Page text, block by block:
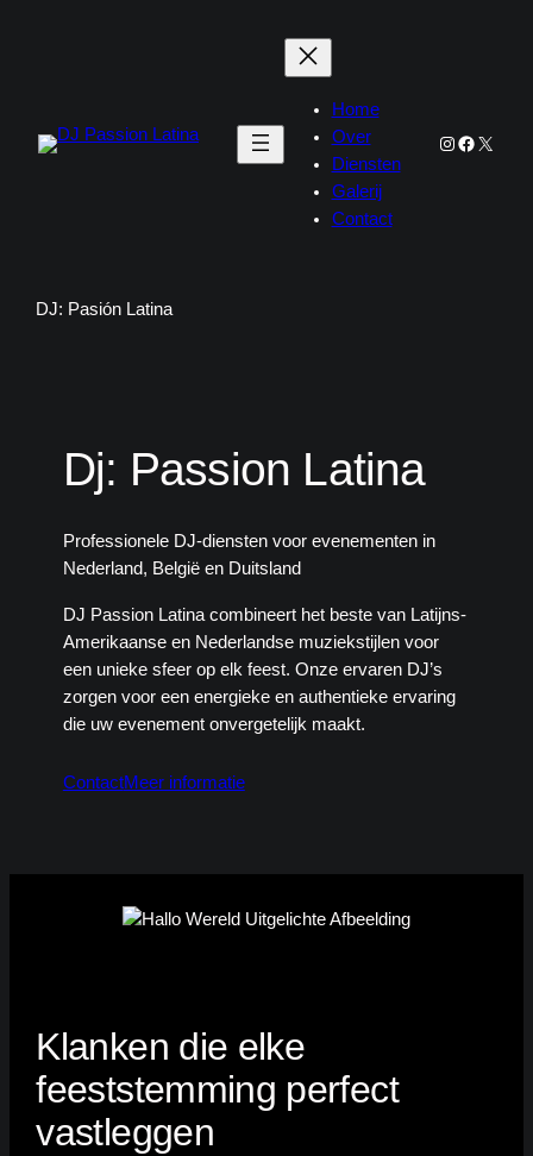
Home
Over
Diensten
Galerij
Contact
Instagram
X
DJ: Pasión Latina
Dj: Passion Latina
Professionele DJ-diensten voor evenementen in
Nederland, België en Duitsland
DJ Passion Latina combineert het beste van Latijns-
Amerikaanse en Nederlandse muziekstijlen voor
een unieke sfeer op elk feest. Onze ervaren DJ’s
zorgen voor een energieke en authentieke ervaring
die uw evenement onvergetelijk maakt.
ContactMeer informatie
Klanken die elke
feeststemming perfect
vastleggen